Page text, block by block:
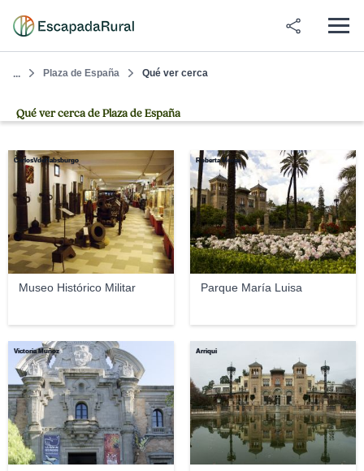
... Plaza de España Qué ver cerca
Qué ver cerca de Plaza de España
Museo Histórico Militar
CarlosVdeHabsburgo
Parque María Luisa
Roberta Morea
Victoria Muñoz Arriqui